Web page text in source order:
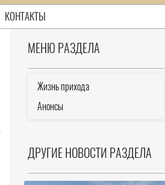
КОНТАКТЫ
МЕНЮ РАЗДЕЛА
Жизнь прихода
Анонсы
ДРУГИЕ НОВОСТИ РАЗДЕЛА